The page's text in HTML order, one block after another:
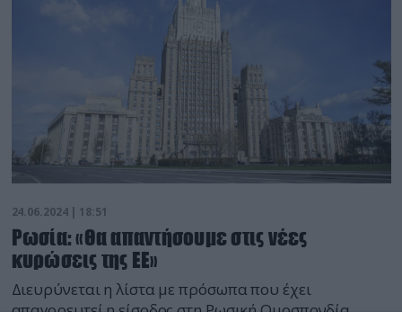
24.06.2024 | 18:51
Ρωσία: «Θα απαντήσουμε στις νέες
κυρώσεις της ΕΕ»
Διευρύνεται η λίστα με πρόσωπα που έχει
απαγορευτεί η είσοδος στη Ρωσική Ομοσπονδία